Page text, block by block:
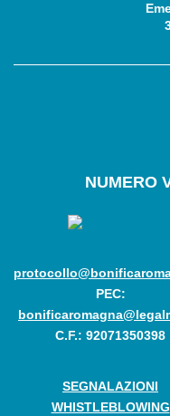
NUMERO
PEC:
C.F.: 92071350398
SEGNALAZIONI
WHISTLEBLOWING